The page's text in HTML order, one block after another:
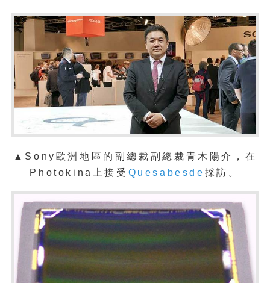
▲Sony歐洲地區的副總裁 副總裁青木陽介，在
Photokina上接受 Quesabesde 採訪。